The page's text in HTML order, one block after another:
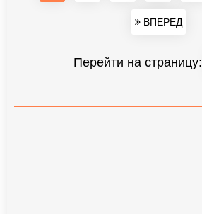
ВПЕРЕД
Перейти на страницу: